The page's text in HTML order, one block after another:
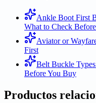
Ankle Boot First
What to Check
Aviator or
First
Belt Buckle
Before You Buy
Productos